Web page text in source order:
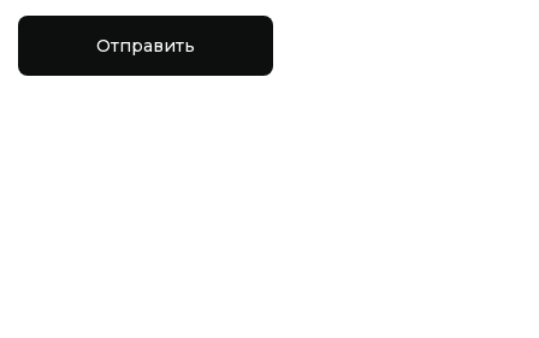
Отправить